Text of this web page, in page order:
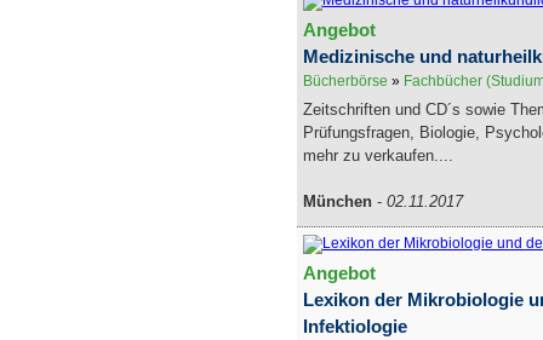
Angebot
Medizinische und
Bücherbörse » Fachbücher
Zeitschriften und CD´s sowie
Prüfungsfragen, Biologie,
mehr zu verkaufen....
München - 02.11.2017
Angebot
Lexikon der Mikrobiologie
Infektiologie